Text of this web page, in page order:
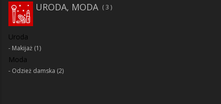
URODA, MODA 3
Uroda
Makijaż (1)
Moda
Odzież damska (2)